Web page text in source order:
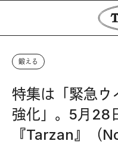
鍛える
特集は「緊急ウ
強化」。5月28
『Tarzan』（